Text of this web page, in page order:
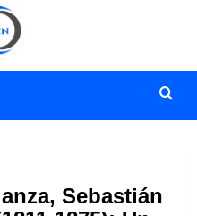
Sebastián